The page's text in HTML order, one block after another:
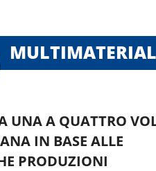
UNA A QUATTRO
IN BASE ALLE
PRODUZIONI